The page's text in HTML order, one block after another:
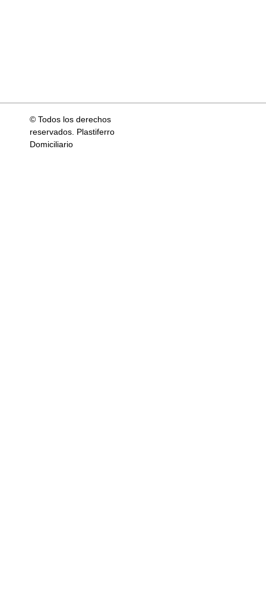
© Todos los derechos
reservados. Plastiferro
Domiciliario